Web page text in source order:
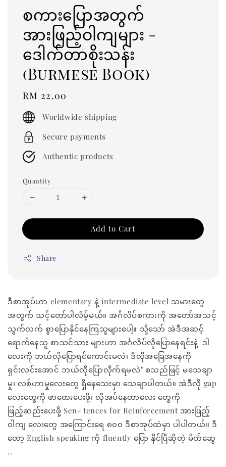
စကားပြောအတွက်
အားဖြည့်ဝါကျများ -
ဒေါက်တာစိုးသန်း
(Burmese Book)
Regular
price
RM 22.00
Worldwide shipping
Secure payments
Authentic products
Quantity
Add to Cart
Share
ဒီစာအုပ်ဟာ elementary နဲ့ intermediate level သမားတွေ
အတွက် သင့်တော်ပါလိမ့်မယ်။ အင်္ဂလိပ်စကားကို အတော်အသင့်
သွက်လက် စွာပြောနိုင်နေကြသူများပေါ့။ သို့သော် အဲဒီအဆင့်
ရောက်နေသူ စာသင်သား များဟာ အင်္ဂလိပ်လိုပြောနေရင်းနဲ့ 'ဒါ
လေးကို ဘယ်လိုပြောရင်ကောင်းမလဲ၊ ဒီလိုအခြေအနေကို
ရှင်းလင်းအောင် ဘယ်လိုပြောလိုက်ရမလဲ" စသည်ဖြင့် မသေချာ
မှု၊ လစ်ဟာမှုလေးတွေ ရှိနေသေးမှာ သေချာပါတယ်။ အဲဒီလို gap
လေးတွေကို ဖာထေးပေးဖို့၊ လိုအပ်နေတာလေး တွေကို
ဖြည့်ဆည်းပေးဖို့ Sen- tences for Reinforcement အားဖြည့်
ဝါကျ လေးတွေ အကြောင်းရေ ၈၀၀ ဒီစာအုပ်ထဲမှာ ပါပါတယ်။ ဒီ
တော့ English speaking ကို fluently ပြော နိုင်ပြီဆိုတဲ့ မိတ်ဆွေ
..